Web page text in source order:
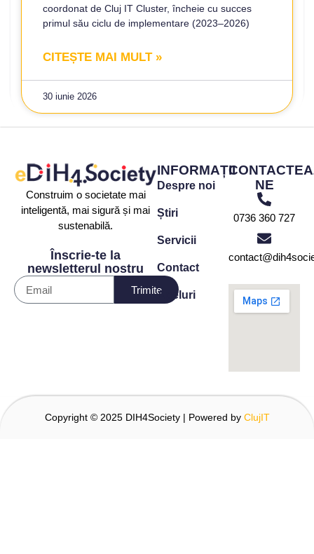
coordonat de Cluj IT Cluster, încheie cu succes
primul său ciclu de implementare (2023–2026)
CITEȘTE MAI MULT »
30 iunie 2026
Construim o societate mai
inteligentă, mai sigură și mai
sustenabilă.
Înscrie-te la
newsletterul nostru
Trimite
INFORMAȚII
Despre noi
Știri
Servicii
Contact
Apeluri
NE
0736 360 727
Copyright © 2025 DIH4Society | Powered by ClujIT